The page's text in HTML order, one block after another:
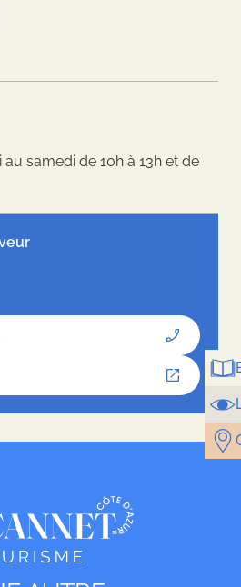
au samedi de 10h à 13h et de